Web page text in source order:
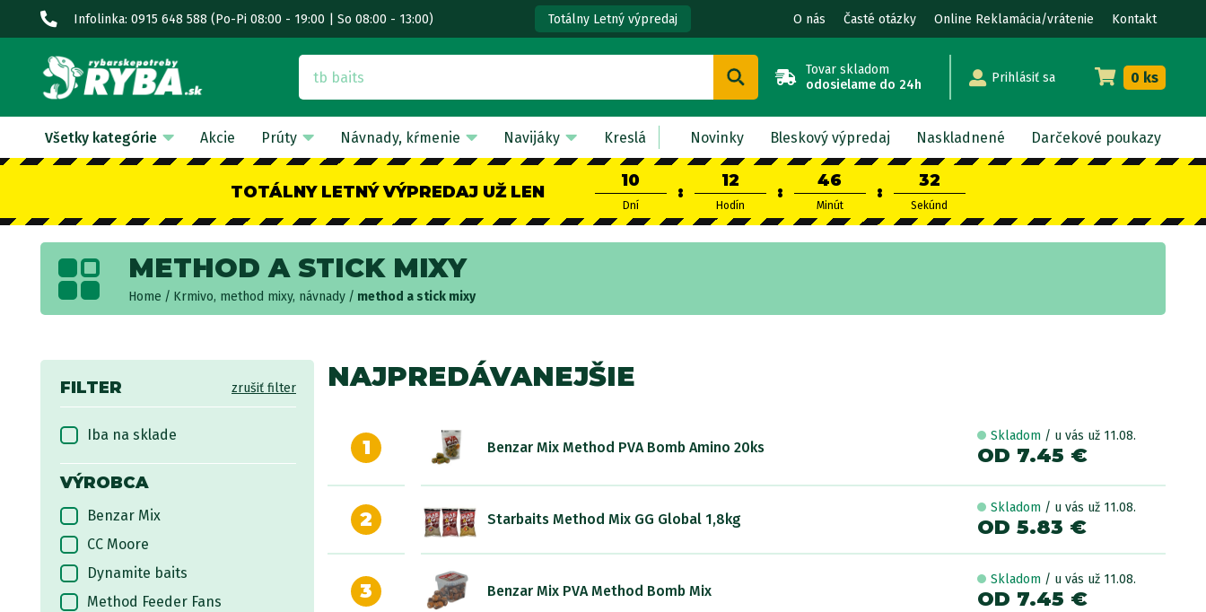
Infolinka: 0915 648 588 (Po-Pi 08:00 - 19:00 | So 08:00 - 13:00) Totálny Letný výpredaj O nás Časté otázky Online Reklamácia/vrátenie Kontakt
Tovar skladom
odosielame do 24h
Prihlásiť sa 0 ks
Všetky kategórie Akcie Prúty Návnady, kŕmenie Navijáky Kreslá Novinky Bleskový výpredaj Naskladnené Darčekové poukazy
TOTÁLNY LETNÝ VÝPREDAJ UŽ LEN
10
Dní
:
12
Hodín
:
46
Minút
:
31
Sekúnd
METHOD A STICK MIXY
Home Krmivo, method mixy, návnady method a stick mixy
FILTER zrušiť filter
Iba na sklade
VÝROBCA
Benzar Mix
CC Moore
Dynamite baits
Method Feeder Fans
NAJPREDÁVANEJŠIE
1 Benzar Mix Method PVA Bomb Amino 20ks
Skladom / u vás už 11.08.
OD 7.45 €
2 Starbaits Method Mix GG Global 1,8kg
Skladom / u vás už 11.08.
OD 5.83 €
3 Benzar Mix PVA Method Bomb Mix
Skladom / u vás už 11.08.
OD 7.45 €